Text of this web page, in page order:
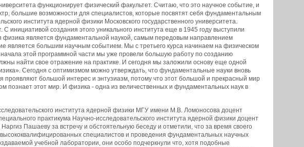
функционирует физический факультет. Считаю, что это научное событие, и
большие возможности для специалистов, которые посвятят себя фундаментальным
института ядерной физики Московского государственного университета.
инициативой создания этого уникального института еще в 1945 году выступили
является фундаментальной наукой, самым передовым направлением
является большим научным событием. Мы с третьего курса начинаем на физическом
этой программной части мы уже провели большую работу по созданию
найти свое отражение на практике. И сегодня мы заложили основу еще одной
Сегодня с оптимизмом можно утверждать, что фундаментальные науки вновь
большой интерес и энтузиазм, потому что этот большой и прекрасный мир
познает этот мир. И физика - одна из величественных и фундаментальных наук в
института ядерной физики МГУ имени М.В. Ломоносова доцент
практикума Научно-исследовательского института ядерной физики доцент
Пашаеву за встречу и обстоятельную беседу и отметили, что за время своего
специалистов и проведения фундаментальных научных
учебной лаборатории, они особо подчеркнули что, хотя подобные